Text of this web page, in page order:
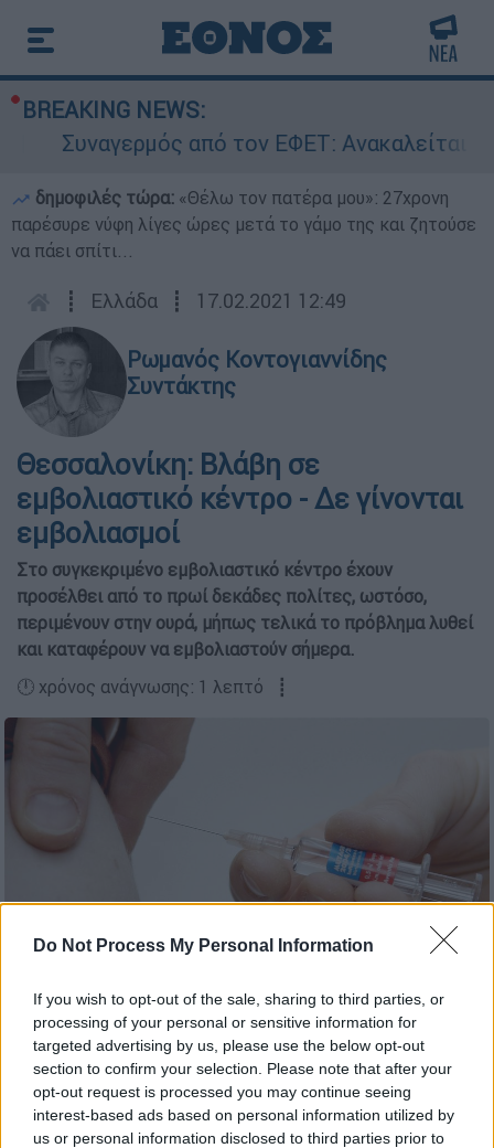
Do Not Process My Personal Information
If you wish to opt-out of the sale, sharing to third parties, or
processing of your personal or sensitive information for
targeted advertising by us, please use the below opt-out
section to confirm your selection. Please note that after your
opt-out request is processed you may continue seeing
interest-based ads based on personal information utilized by
us or personal information disclosed to third parties prior to
BREAKING NEWS:
Συναγερμός από τον ΕΦΕΤ: Ανακαλείται
δημοφιλές τώρα: «Θέλω τον πατέρα μου»: 27χρονη
παρέσυρε νύφη λίγες ώρες μετά το γάμο της και ζητούσε
να πάει σπίτι...
┋ Ελλάδα ┋ 17.02.2021 12:49
Ρωμανός Κοντογιαννίδης
Συντάκτης
Θεσσαλονίκη: Βλάβη σε
εμβολιαστικό κέντρο - Δε γίνονται
εμβολιασμοί
Στο συγκεκριμένο εμβολιαστικό κέντρο έχουν
προσέλθει από το πρωί δεκάδες πολίτες, ωστόσο,
περιμένουν στην ουρά, μήπως τελικά το πρόβλημα λυθεί
και καταφέρουν να εμβολιαστούν σήμερα.
🕛 χρόνος ανάγνωσης: 1 λεπτό ┋
Προσθέστε το ΕΘΝΟΣ στη Google
Στο πολύ σοβαρό ενδεχόμενο να μη γίνουν